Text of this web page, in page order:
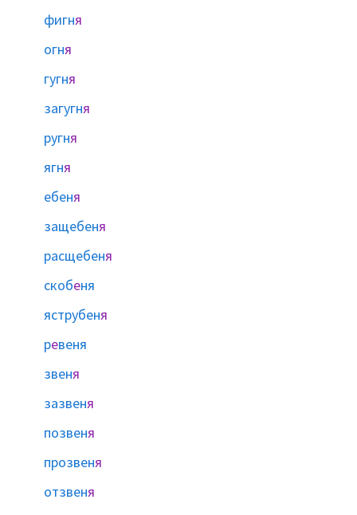
фигня
огня
гугня
загугня
ругня
ягня
ебеня
защебеня
расщебеня
скобеня
яструбеня
ревеня
звеня
зазвеня
позвеня
прозвеня
отзвеня